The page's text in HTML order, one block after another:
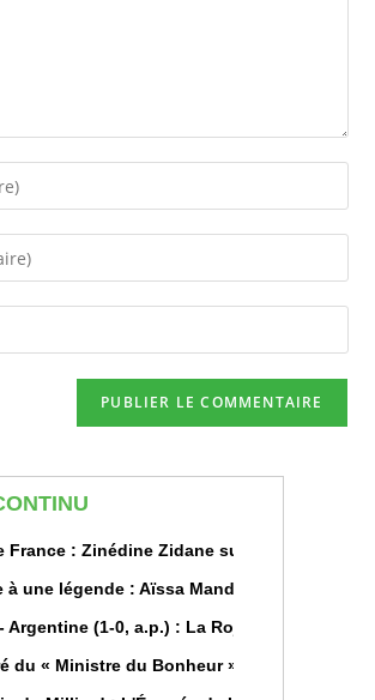
France : Zinédine Zidane succède
à une légende : Aïssa Mandi tire sa
Argentine (1-0, a.p.) : La Roja sur le toit
du « Ministre du Bonheur » : Dans les